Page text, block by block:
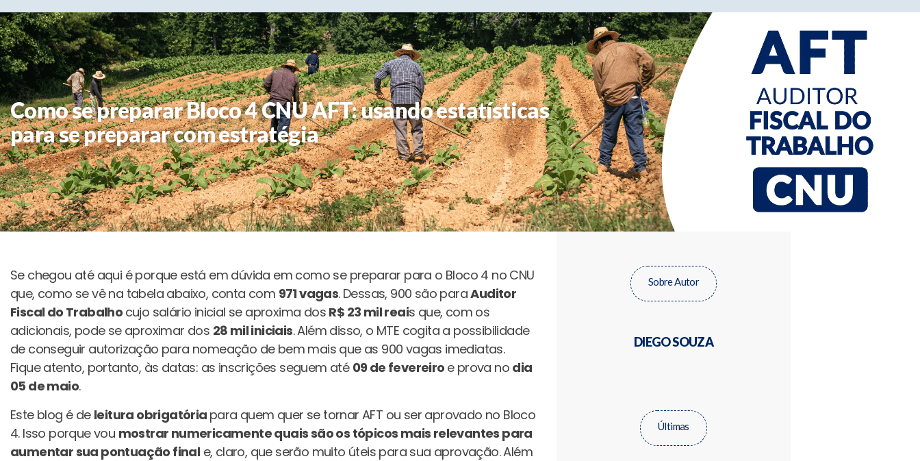
Como se preparar Bloco 4 CNU AFT: usando estatísticas
para se preparar com estratégia
Se chegou até aqui é porque está em dúvida em como se preparar para o Bloco 4 no CNU
que, como se vê na tabela abaixo, conta com 971 vagas. Dessas, 900 são paraAuditor
Fiscal do Trabalho cujo salário inicial se aproxima dos R$ 23 mil reais que, com os
adicionais, pode se aproximar dos 28 mil iniciais. Além disso, o MTE cogita a possibilidade
de conseguir autorização para nomeação de bem mais que as 900 vagas imediatas.
Fique atento, portanto, às datas: as inscrições seguem até 09 de fevereiro e prova no dia
05 de maio.
Este blog é de leitura obrigatória para quem quer se tornar AFT ou ser aprovado no Bloco
4. Isso porque vou mostrar numericamente quais são os tópicos mais relevantes para
aumentar sua pontuação finale, claro, que serão muito úteis para sua aprovação. Além
Sobre Autor
DIEGO SOUZA
Últimas